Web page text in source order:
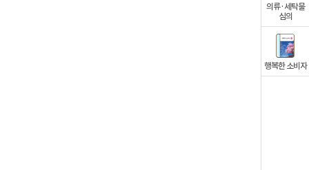
의류·세탁물
심의
행복한 소비자